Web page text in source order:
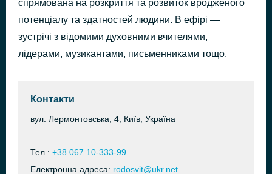
спрямована на розкриття та розвиток вродженого
потенціалу та здатностей людини. В ефірі —
зустрічі з відомими духовними вчителями,
лідерами, музикантами, письменниками тощо.
Контакти
вул. Лермонтовська, 4, Київ, Україна
Тел.: +38 067 10-333-99
Електронна адреса: rodosvit@ukr.net